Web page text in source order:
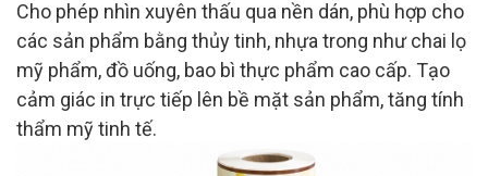
Cho phép nhìn xuyên thấu qua nền dán, phù hợp cho
các sản phẩm bằng thủy tinh, nhựa trong như chai lọ
mỹ phẩm, đồ uống, bao bì thực phẩm cao cấp. Tạo
cảm giác in trực tiếp lên bề mặt sản phẩm, tăng tính
thẩm mỹ tinh tế.